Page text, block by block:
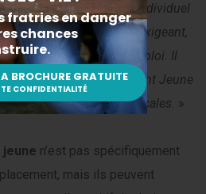
un accompagnement individuel
dans un cadre exigeant,
et durable dans l’emploi. Il
Le Contrat d’Engagement Jeune
et les missions locales. »
n’est pas spécifiquement
mais ils peuvent